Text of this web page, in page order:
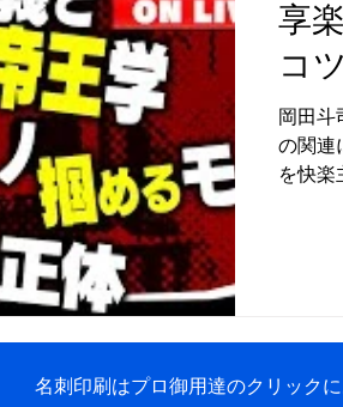
生米パンづくり 携帯料金
医療 環境問題
享
コツ
岡田斗
の関連
を快楽
名刺印刷はプロ御用達のクリック